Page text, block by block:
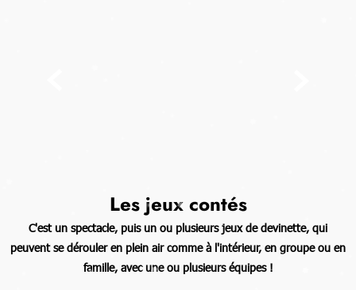
Les jeux contés
C'est un spectacle, puis un ou plusieurs jeux de devinette, qui
peuvent se dérouler en plein air comme à l'intérieur, en groupe ou en
famille, avec une ou plusieurs équipes !